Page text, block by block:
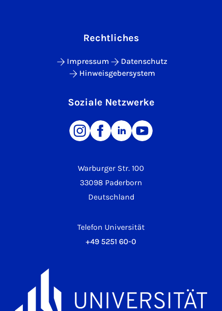
Warburger Str. 100
33098 Paderborn
Deutschland
Telefon Universität
+49 5251 60-0
Rechtliches
Impressum
Datenschutz
Hinweisgebersystem
Soziale Netzwerke